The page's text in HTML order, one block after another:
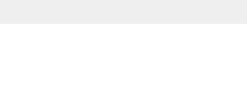
LA CASA SE INUNDABA